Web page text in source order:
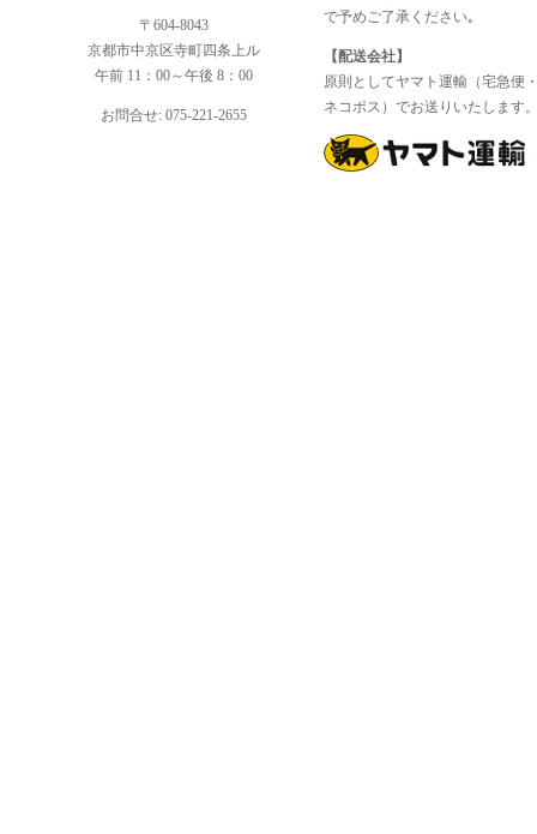
〒604-8043
京都市中京区寺町四条上ル
午前 11：00～午後 8：00
お問合せ: 075-221-2655
で予めご了承ください｡
【配送会社】
原則としてヤマト運輸（宅急便
ネコポス）でお送りいたします